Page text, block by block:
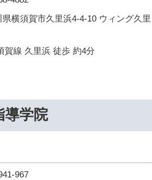
県横須賀市久里浜4-4-10 ウィング久里
賀線 久里浜 徒歩 約4分
導学院
967